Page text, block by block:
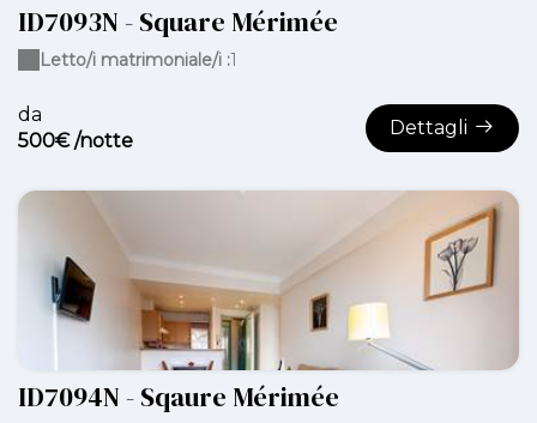
ID7093N - Square Mérimée
da
500€ /notte
Dettagli
Letto/i matrimoniale/i :1
ID7094N - Sqaure Mérimée